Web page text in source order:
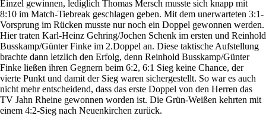
Einzel gewinnen, lediglich Thomas Mersch musste sich knapp mit
8:10 im Match-Tiebreak geschlagen geben. Mit dem unerwarteten 3:1-
Vorsprung im Rücken musste nur noch ein Doppel gewonnen werden.
Hier traten Karl-Heinz Gehring/Jochen Schenk im ersten und Reinhold
Busskamp/Günter Finke im 2.Doppel an. Diese taktische Aufstellung
brachte dann letzlich den Erfolg, denn Reinhold Busskamp/Günter
Finke ließen ihren Gegnern beim 6:2, 6:1 Sieg keine Chance, der
vierte Punkt und damit der Sieg waren sichergestellt. So war es auch
nicht mehr entscheidend, dass das erste Doppel von den Herren das
TV Jahn Rheine gewonnen worden ist. Die Grün-Weißen kehrten mit
einem 4:2-Sieg nach Neuenkirchen zurück.